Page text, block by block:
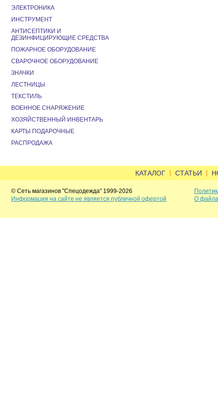
ЭЛЕКТРОНИКА
ИНСТРУМЕНТ
АНТИСЕПТИКИ И
ДЕЗИНФИЦИРУЮЩИЕ СРЕДСТВА
ПОЖАРНОЕ ОБОРУДОВАНИЕ
СВАРОЧНОЕ ОБОРУДОВАНИЕ
ЗНАЧКИ
ЛЕСТНИЦЫ
ТЕКСТИЛЬ
ВОЕННОЕ СНАРЯЖЕНИЕ
ХОЗЯЙСТВЕННЫЙ ИНВЕНТАРЬ
КАРТЫ ПОДАРОЧНЫЕ
РАСПРОДАЖА
КАТАЛОГ | СТАТЬИ |
© Сеть магазинов "Спецодежда" 1999-2026
Информация на сайте не является публичной офертой
О